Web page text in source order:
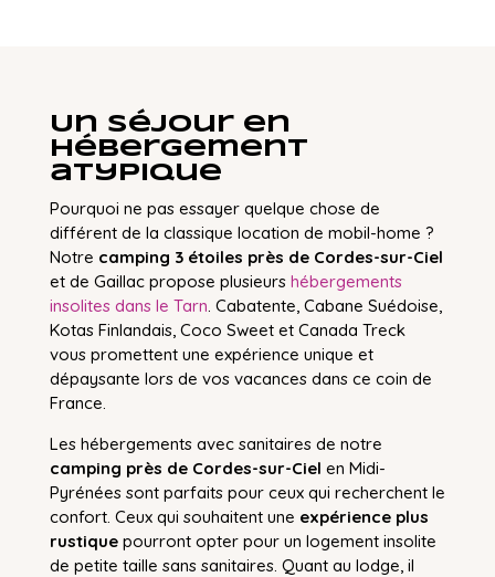
Un séjour en
hébergement
atypique
Pourquoi ne pas essayer quelque chose de
différent de la classique location de mobil-home ?
Notre camping 3 étoiles près de Cordes-sur-Ciel
et de Gaillac propose plusieurs hébergements
insolites dans le Tarn . Cabatente, Cabane Suédoise,
Kotas Finlandais, Coco Sweet et Canada Treck
vous promettent une expérience unique et
dépaysante lors de vos vacances dans ce coin de
France.
Les hébergements avec sanitaires de notre
camping près de Cordes-sur-Ciel en Midi-
Pyrénées sont parfaits pour ceux qui recherchent le
confort. Ceux qui souhaitent une expérience plus
rustiquepourront opter pour un logement insolite
de petite taille sans sanitaires. Quant au lodge, il